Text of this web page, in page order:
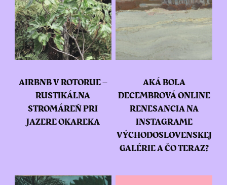
AIRBNB V ROTORUE –
RUSTIKÁLNA
STROMÁREŇ PRI
JAZERE OKAREKA
AKÁ BOLA
DECEMBROVÁ ONLINE
RENESANCIA NA
INSTAGRAME
VÝCHODOSLOVENSKEJ
GALÉRIE A ČO TERAZ?